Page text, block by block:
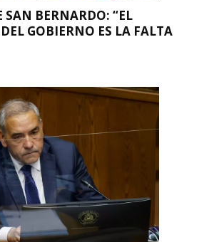
SAN BERNARDO: “EL
GOBIERNO ES LA FALTA